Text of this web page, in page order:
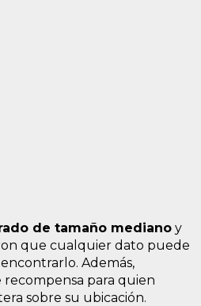
de tamaño mediano y
que cualquier dato puede
Además,
para quien
sobre su ubicación.